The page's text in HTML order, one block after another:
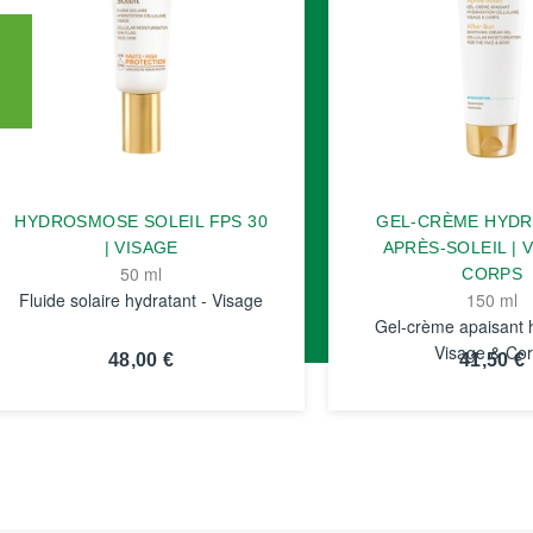
HYDROSMOSE SOLEIL FPS 30
| VISAGE
50 ml
Fluide solaire hydratant - Visage
48,00 €
GEL-CRÈME
APRÈS-SOLEIL |
CORPS
150 ml
Gel-crème apaisant
Visage &
41,50 €